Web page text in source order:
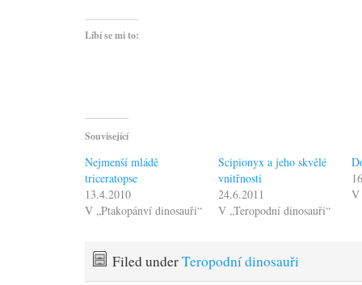
Líbí se mi to:
Související
Nejmenší mládě
triceratopse
13.4.2010
V „Ptakopánví dinosauři“
Scipionyx a jeho skvělé
vnitřnosti
24.6.2011
V „Teropodní dinosauři“
V
Filed underTeropodní dinosauři